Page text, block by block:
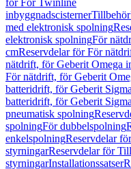
för För Twinline
inbyggnadscisternerTillbehör
med elektronisk spolning
elektronisk spolningFör
cmReservdelar för För
nätdrift, för Geberit Omega
För nätdrift, för Geberit
batteridrift, för Geberit
batteridrift, för Geberit
pneumatisk spolning
spolningFör dubbelspolning
enkelspolningReservdelar
styrningarReservdelar för
styrningarInstallationssatser